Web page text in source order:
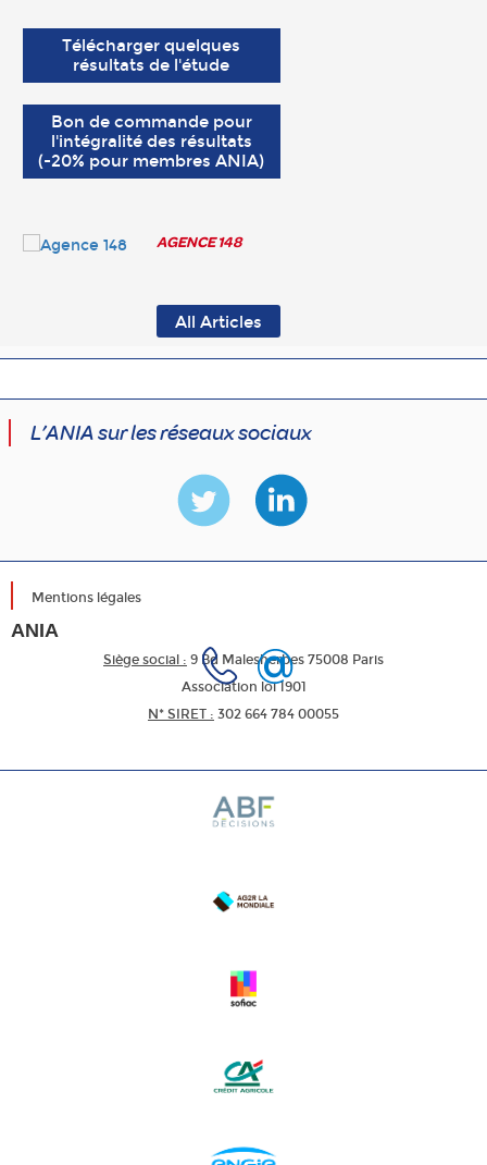
Télécharger quelques
résultats de l'étude
Bon de commande pour
l'intégralité des résultats
(-20% pour membres ANIA)
AGENCE 148
All Articles
L’ANIA sur les réseaux sociaux
Mentions légales
ANIA
Siège social : 9 Bd Malesherbes 75008 Paris
Association loi 1901
N* SIRET : 302 664 784 00055